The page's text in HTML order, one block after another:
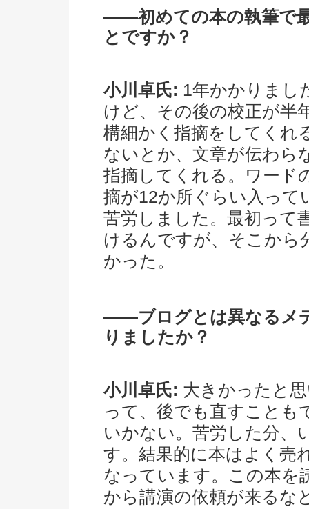
――初めての本の執筆で
とですか？
小川卓氏: 1年かかりまし
けど、その後の校正が半
構細かく指摘をしてくれ
ないとか、文章が伝わら
指摘してくれる。ワード
摘が12か所ぐらい入って
苦労しました。最初って
けるんですが、そこから
かった。
――ブログとは異なるメ
りましたか？
小川卓氏: 大きかったと
って、後でも直すことも
いかない。苦労した分、
す。結果的に本はよく売
なっています。この本を
から講演の依頼が来るな